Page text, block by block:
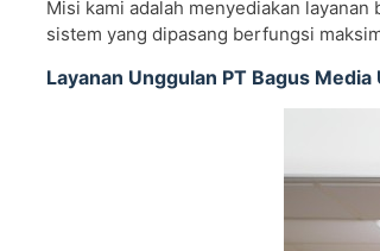
Misi kami adalah menyediakan
sistem yang dipasang berfungsi
Layanan Unggulan PT Bagus Media